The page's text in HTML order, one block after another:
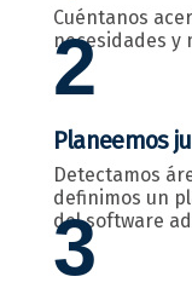
Cuéntanos
necesidades y
2
Planeemos
Detectamos
definimos un
del software
3